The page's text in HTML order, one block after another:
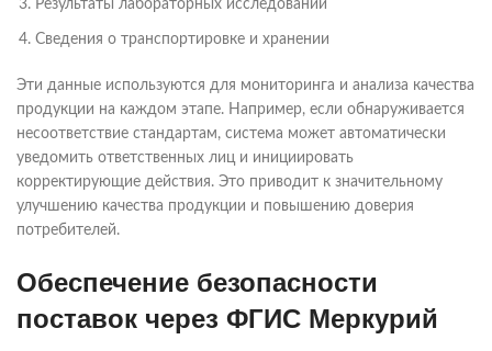
Результаты лабораторных исследований
Сведения о транспортировке и хранении
Эти данные используются для мониторинга и анализа качества
продукции на каждом этапе. Например, если обнаруживается
несоответствие стандартам, система может автоматически
уведомить ответственных лиц и инициировать
корректирующие действия. Это приводит к значительному
улучшению качества продукции и повышению доверия
потребителей.
Обеспечение безопасности
поставок через ФГИС Меркурий